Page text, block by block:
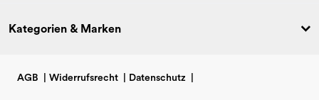
Kategorien & Marken
AGB Widerrufsrecht Datenschutz